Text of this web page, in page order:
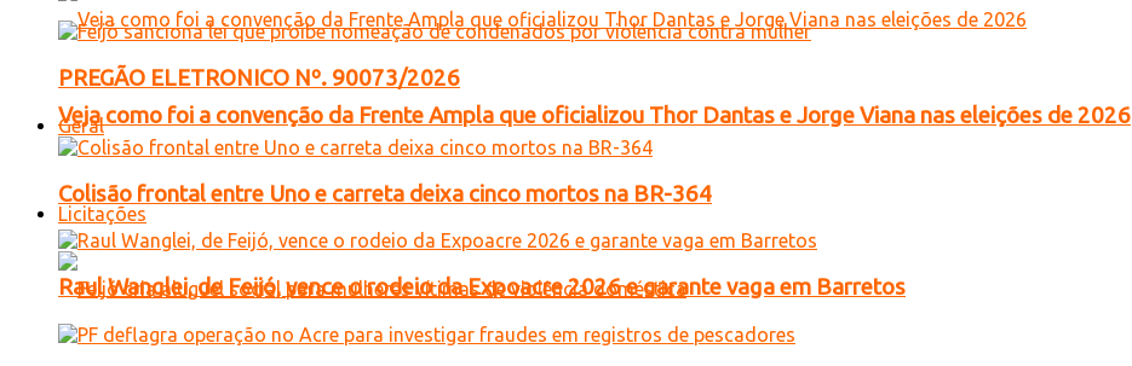
Veja como foi a convenção da Frente Ampla que oficializou Thor Dantas e Jorge Viana nas eleições de 2026
Licitações
PREGÃO ELETRONICO Nº. 90073/2026
Geral
Colisão frontal entre Uno e carreta deixa cinco mortos na BR-364
Raul Wanglei, de Feijó, vence o rodeio da Expoacre 2026 e garante vaga em Barretos